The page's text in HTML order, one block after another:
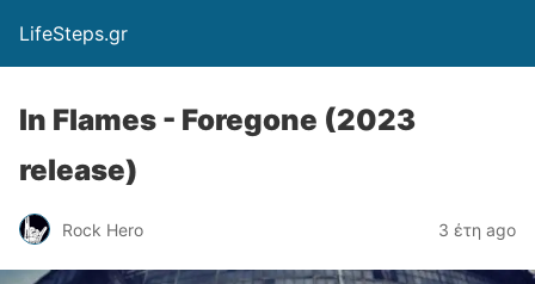
LifeSteps.gr
In Flames - Foregone (2023
release)
Rock Hero 3 έτη ago